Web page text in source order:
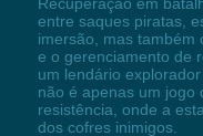
entre saques piratas,
imersão, mas também
e o gerenciamento de
um lendário
não é apenas um jogo
resistência, onde a
dos cofres inimigos.